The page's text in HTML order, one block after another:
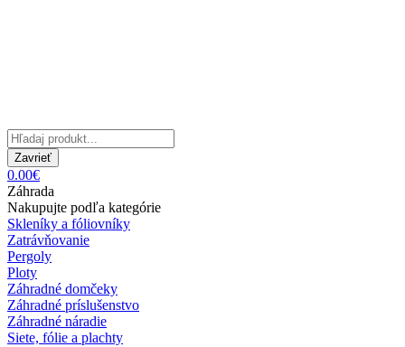
Zavrieť
0.00€
Záhrada
Nakupujte podľa kategórie
Skleníky a fóliovníky
Zatrávňovanie
Pergoly
Ploty
Záhradné domčeky
Záhradné príslušenstvo
Záhradné náradie
Siete, fólie a plachty